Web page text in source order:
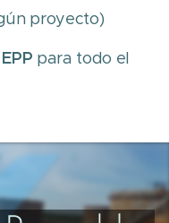
proyecto)
EPP para todo el